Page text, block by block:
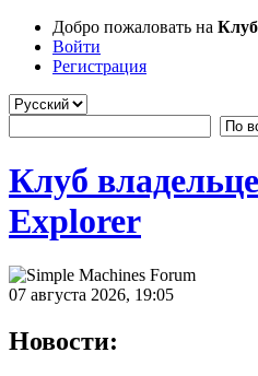
Добро пожаловать на
Войти
Регистрация
Клуб
Explorer
07 августа 2026, 19:05
Новости: